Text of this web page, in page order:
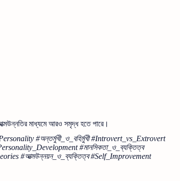
মাধ্যমে আরও সমৃদ্ধ হতে পারে।
#অন্তর্মুখী_ও_বহির্মুখী #Introvert_vs_Extrovert
#মানসিকতা_ও_ব্যক্তিত্ব
#আত্মউন্নয়ন_ও_ব্যক্তিত্ব #Self_Improvement